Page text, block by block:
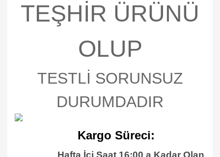
TEŞHİR ÜRÜNÜ
OLUP
TESTLİ SORUNSUZ
DURUMDADIR
Kargo Süreci:
Hafta İçi Saat 16:00 a Kadar Olan